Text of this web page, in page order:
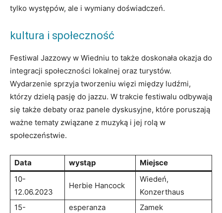
tylko występów,​ ale⁣ i wymiany doświadczeń.
kultura i społeczność
Festiwal Jazzowy w‌ Wiedniu to także doskonała okazja do
integracji społeczności lokalnej oraz turystów.
Wydarzenie sprzyja tworzeniu więzi ⁢między ludźmi,⁤
którzy dzielą​ pasję do jazzu. W ⁣trakcie festiwalu odbywają
się ​także ‌debaty oraz panele dyskusyjne, które‌ poruszają
ważne tematy związane ​z muzyką i jej rolą w
społeczeństwie.
Data wystąp
Miejsce
10-
12.06.2023
Herbie Hancock
Wiedeń,
Konzerthaus
15-
esperanza
Zamek⁣